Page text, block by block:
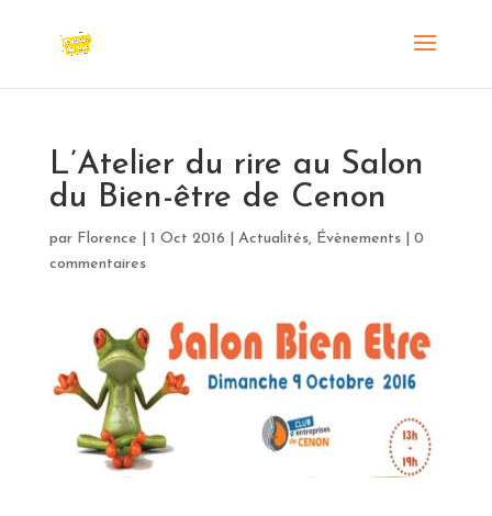
L’Atelier du rire au Salon
du Bien-être de Cenon
par Florence 1 Oct 2016 Actualités, Évènements| 0
commentaires